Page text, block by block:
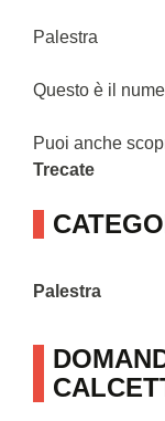
Palestra
Questo è il
Puoi anche
Trecate
Palestra